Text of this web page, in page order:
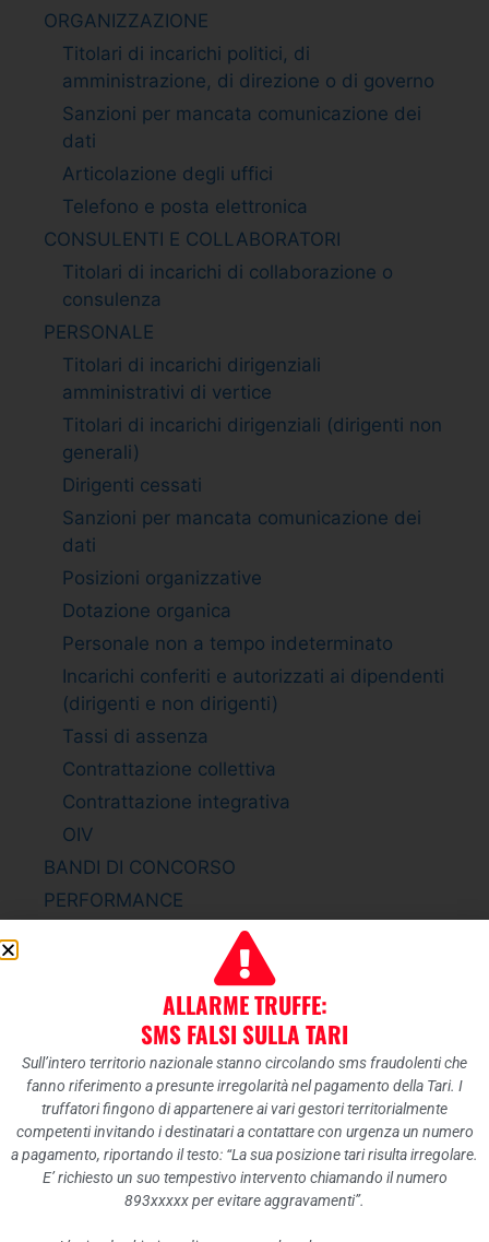
ORGANIZZAZIONE
Titolari di incarichi politici, di
amministrazione, di direzione o di governo
Sanzioni per mancata comunicazione dei
dati
Articolazione degli uffici
Telefono e posta elettronica
CONSULENTI E COLLABORATORI
Titolari di incarichi di collaborazione o
consulenza
PERSONALE
Titolari di incarichi dirigenziali
amministrativi di vertice
Titolari di incarichi dirigenziali (dirigenti non
generali)
Dirigenti cessati
Sanzioni per mancata comunicazione dei
dati
Posizioni organizzative
Dotazione organica
Personale non a tempo indeterminato
Incarichi conferiti e autorizzati ai dipendenti
(dirigenti e non dirigenti)
Tassi di assenza
Contrattazione collettiva
Contrattazione integrativa
OIV
BANDI DI CONCORSO
PERFORMANCE
Sistema di misurazione e valutazione della
Piano della Performance
Relazione sulla Performance
Ammontare complessivo dei premi
Dati relativi ai premi
ENTI CONTROLLATI
Enti pubblici vigilati
Società partecipate
ALLARME TRUFFE:
SMS FALSI SULLA TARI
Sull’intero territorio nazionale stanno circolando sms fraudolenti che
fanno riferimento a presunte irregolarità nel pagamento della Tari. I
truffatori fingono di appartenere ai vari gestori territorialmente
competenti invitando i destinatari a contattare con urgenza un numero
a pagamento, riportando il testo: “La sua posizione tari risulta irregolare.
E’ richiesto un suo tempestivo intervento chiamando il numero
893xxxxx per evitare aggravamenti”.